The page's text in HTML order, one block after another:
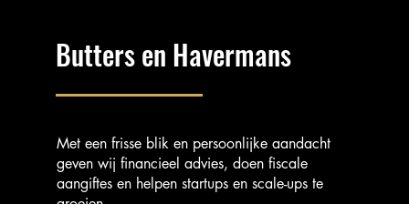
Butters en Havermans
Met een frisse blik en persoonlijke aandacht
geven wij financieel advies, doen fiscale
aangiftes en helpen startups en scale-ups te